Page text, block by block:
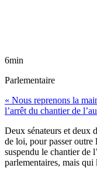
6min
Parlementaire
« Nous reprenons la
l’arrêt du chantier de
Deux sénateurs et deux
de loi, pour passer
suspendu le chantier de
parlementaires, mais qui